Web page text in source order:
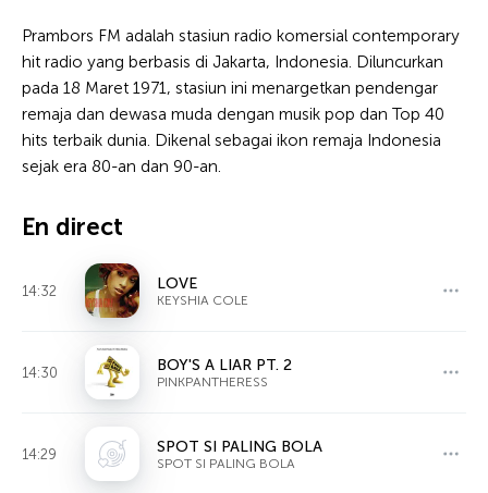
Prambors FM adalah stasiun radio komersial contemporary
hit radio yang berbasis di Jakarta, Indonesia. Diluncurkan
pada 18 Maret 1971, stasiun ini menargetkan pendengar
remaja dan dewasa muda dengan musik pop dan Top 40
hits terbaik dunia. Dikenal sebagai ikon remaja Indonesia
sejak era 80-an dan 90-an.
En direct
14:32 LOVE
KEYSHIA COLE
14:30 BOY'S A LIAR PT. 2
PINKPANTHERESS
14:29 SPOT SI PALING BOLA
SPOT SI PALING BOLA